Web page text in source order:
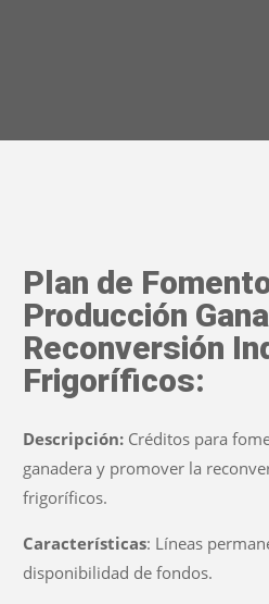
Plan de
Producción
Reconversión
Frigoríficos:
Descripción: Créditos para
ganadera y promover la
frigoríficos.
Características: Líneas
disponibilidad de fondos.